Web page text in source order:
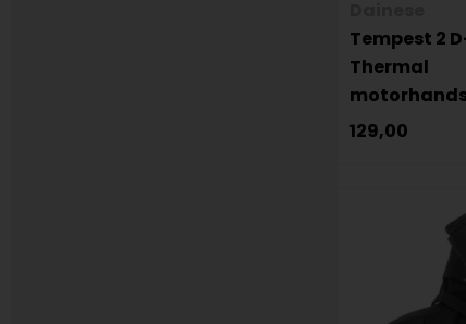
Tempest 2
Thermal
129,00